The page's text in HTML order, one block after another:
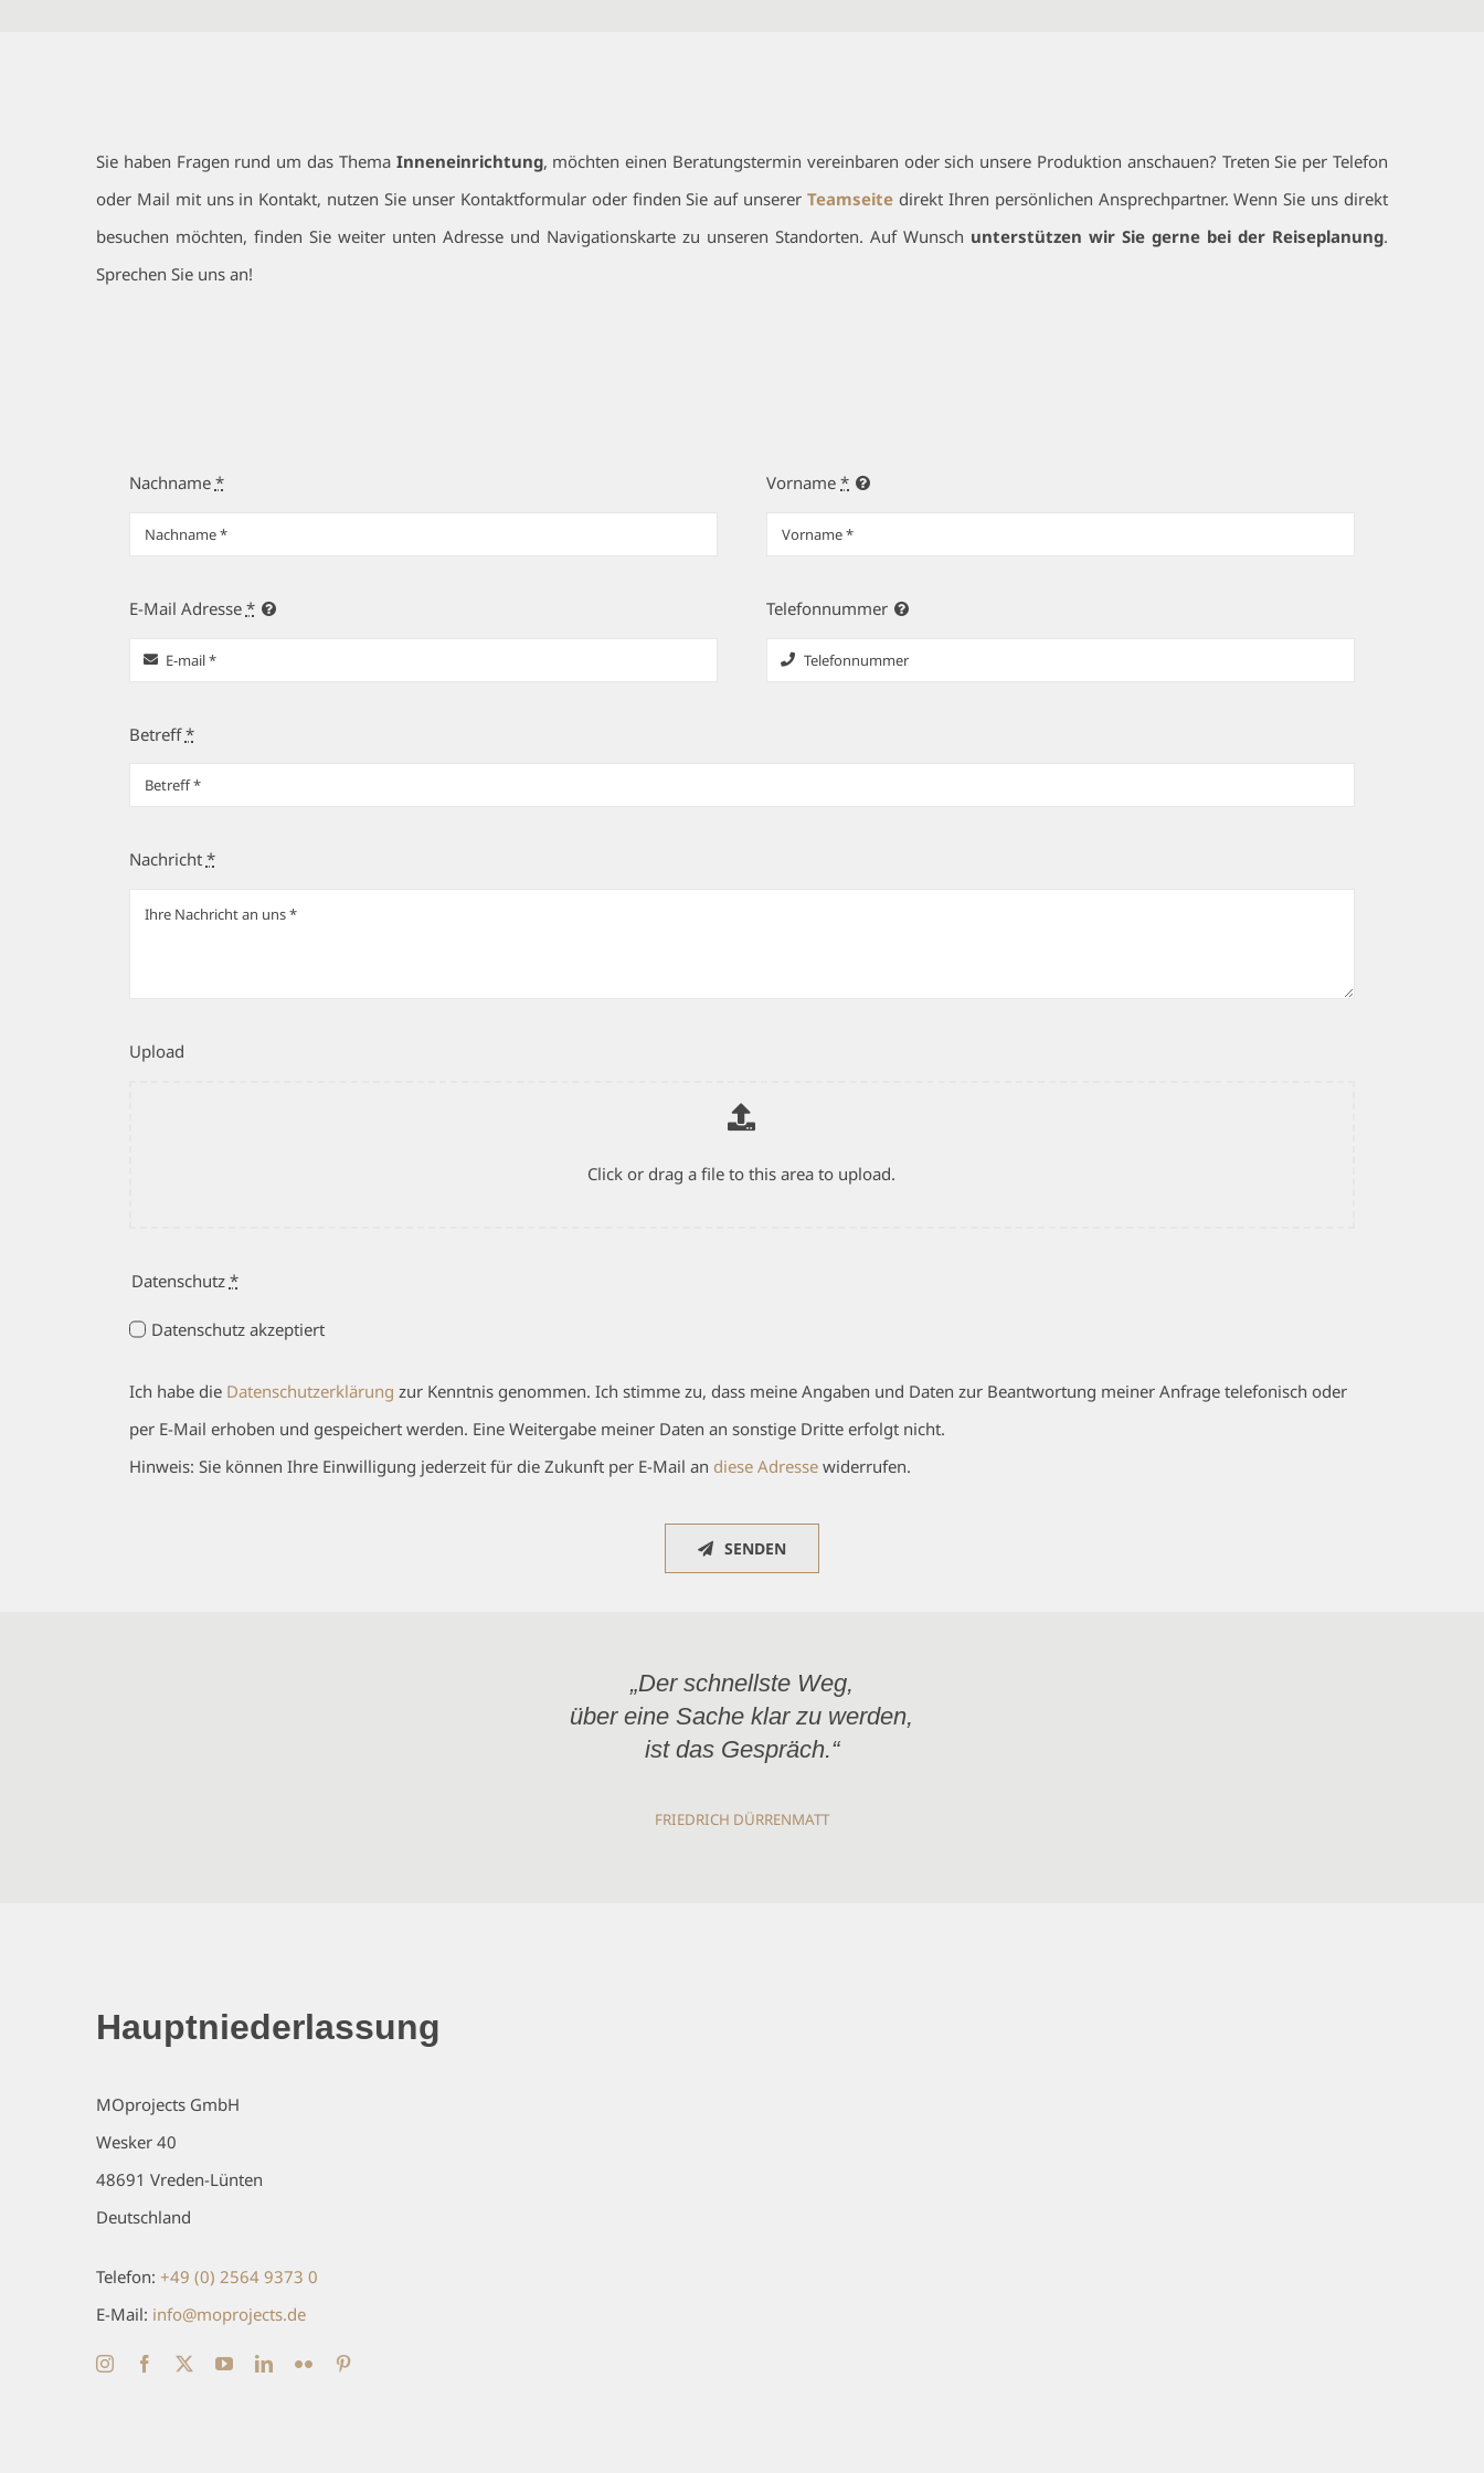
Sie haben Fragen rund um das Thema Inneneinrichtung, möchten einen Beratungstermin vereinbaren oder sich unsere Produktion anschauen? Treten Sie per Telefon
oder Mail mit uns in Kontakt, nutzen Sie unser Kontaktformular oder finden Sie auf unsererTeamseite direkt Ihren persönlichen Ansprechpartner. Wenn Sie uns direkt
besuchen möchten, finden Sie weiter unten Adresse und Navigationskarte zu unseren Standorten. Auf Wunsch unterstützen wir Sie gerne bei der Reiseplanung.
Sprechen Sie uns an!
Nachname *
E-Mail Adresse *
Vorname*
Telefonnummer
Betreff*
Nachricht *
Upload
Click or drag a file to this area to upload.
Datenschutz *
Datenschutz akzeptiert
Ich habe die Datenschutzerklärung zur Kenntnis genommen. Ich stimme zu, dass meine Angaben und Daten zur Beantwortung meiner Anfrage telefonisch oder
per E-Mail erhoben und gespeichert werden. Eine Weitergabe meiner Daten an sonstige Dritte erfolgt nicht.
Hinweis: Sie können Ihre Einwilligung jederzeit für die Zukunft per E-Mail an diese Adressewiderrufen.
SENDEN
„Der schnellste Weg,
über eine Sache klar zu werden,
ist das Gespräch.“
FRIEDRICH DÜRRENMATT
Hauptniederlassung
MOprojects GmbH
Wesker 40
48691 Vreden-Lünten
Deutschland
Telefon: +49 (0) 2564 9373 0
E-Mail: info@moprojects.de